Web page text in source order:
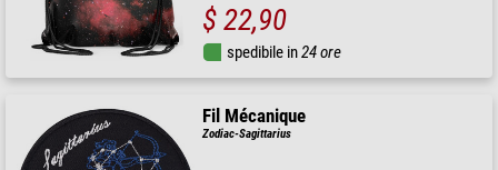
$ 22,90
spedibile in24 ore
Fil Mécanique
Zodiac-Sagittarius